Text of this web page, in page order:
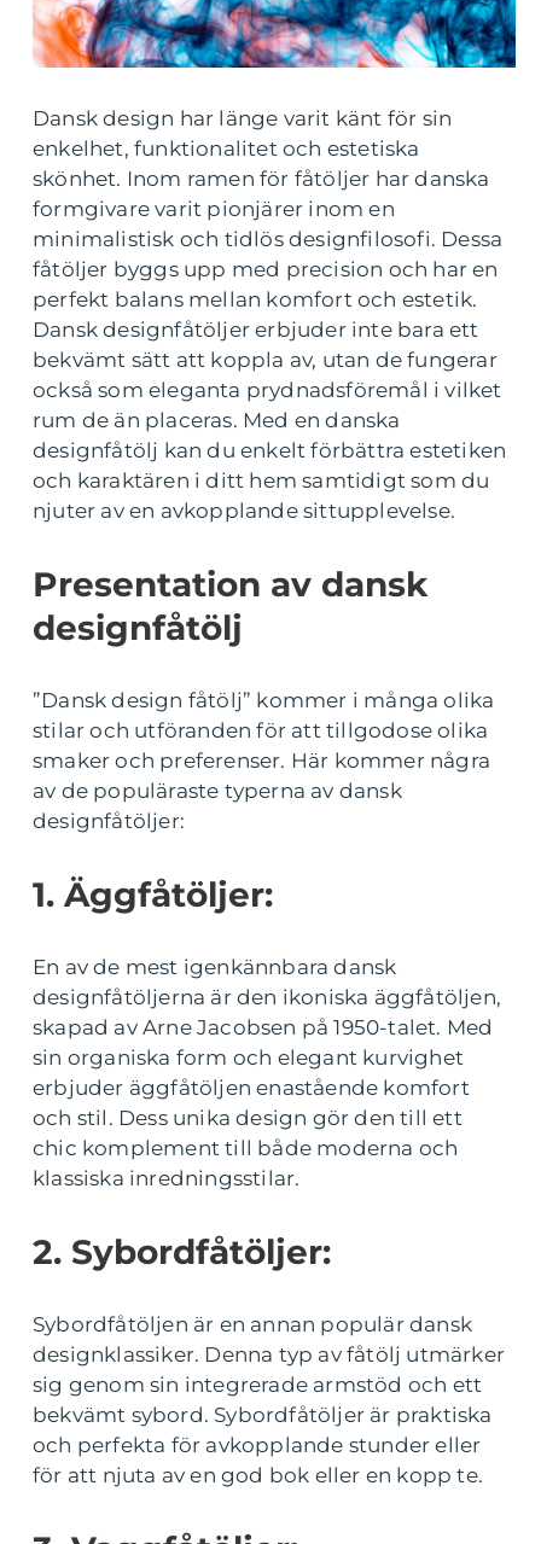
Dansk design har länge varit känt för sin
enkelhet, funktionalitet och estetiska
skönhet. Inom ramen för fåtöljer har danska
formgivare varit pionjärer inom en
minimalistisk och tidlös designfilosofi. Dessa
fåtöljer byggs upp med precision och har en
perfekt balans mellan komfort och estetik.
Dansk designfåtöljer erbjuder inte bara ett
bekvämt sätt att koppla av, utan de fungerar
också som eleganta prydnadsföremål i vilket
rum de än placeras. Med en danska
designfåtölj kan du enkelt förbättra estetiken
och karaktären i ditt hem samtidigt som du
njuter av en avkopplande sittupplevelse.
Presentation av dansk
designfåtölj
”Dansk design fåtölj” kommer i många olika
stilar och utföranden för att tillgodose olika
smaker och preferenser. Här kommer några
av de populäraste typerna av dansk
designfåtöljer:
1. Äggfåtöljer:
En av de mest igenkännbara dansk
designfåtöljerna är den ikoniska äggfåtöljen,
skapad av Arne Jacobsen på 1950-talet. Med
sin organiska form och elegant kurvighet
erbjuder äggfåtöljen enastående komfort
och stil. Dess unika design gör den till ett
chic komplement till både moderna och
klassiska inredningsstilar.
2. Sybordfåtöljer:
Sybordfåtöljen är en annan populär dansk
designklassiker. Denna typ av fåtölj utmärker
sig genom sin integrerade armstöd och ett
bekvämt sybord. Sybordfåtöljer är praktiska
och perfekta för avkopplande stunder eller
för att njuta av en god bok eller en kopp te.